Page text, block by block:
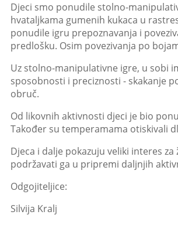
Djeci smo ponudile stolno-
hvataljkama gumenih kukaca u
ponudile igru prepoznavanja i
predlošku. Osim povezivanja po
Uz stolno-manipulativne igre, u sobi
sposobnosti i preciznosti - skakanje
obruč.
Od likovnih aktivnosti djeci je bio
Također su temperamama otiskivali
Djeca i dalje pokazuju veliki interes
podržavati ga u pripremi daljnjih
Odgojiteljice:
Silvija Kralj